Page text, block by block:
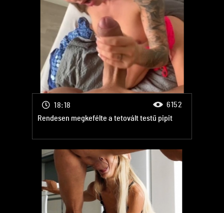
Rendesen megkefélte a tetovált testű pipit
18:18 6152